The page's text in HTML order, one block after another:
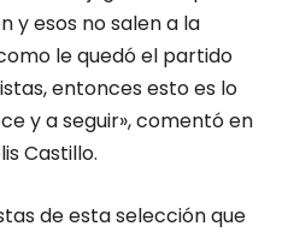
y esos no salen a la
le quedó el partido
entonces esto es lo
y a seguir», comentó en
Castillo.
de esta selección que